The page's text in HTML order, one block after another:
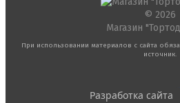
© 2026
Магазин
При использовании материалов с сайта
источник.
Разработка сайта